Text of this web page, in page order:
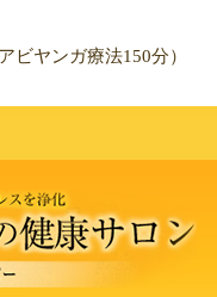
ビヤンガ療法150分）